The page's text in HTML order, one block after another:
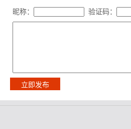
昵称： 验证码：